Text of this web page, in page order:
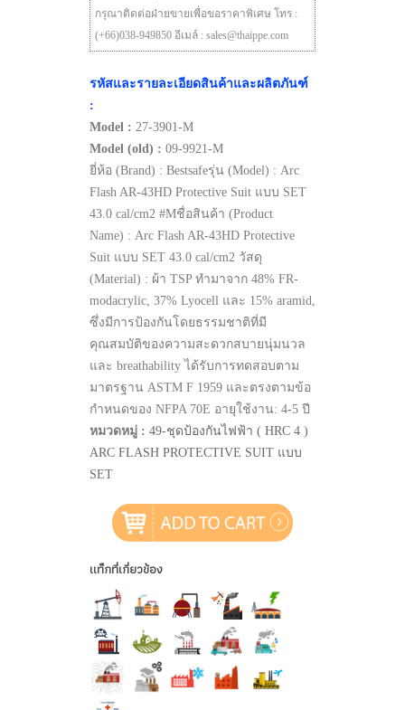
กรุณาติดต่อฝ่ายขายเพื่อขอราคาพิเศษ โทร :
(+66)038-949850 อีเมล์ : sales@thaippe.com
รหัสและรายละเอียดสินค้าและผลิตภันฑ์
:
Model : 27-3901-M
Model (old) : 09-9921-M
ยี่ห้อ (Brand) : Bestsafeรุ่น (Model) : Arc
Flash AR-43HD Protective Suit แบบ SET
43.0 cal/cm2 #Mชื่อสินค้า (Product
Name) : Arc Flash AR-43HD Protective
Suit แบบ SET 43.0 cal/cm2 วัสดุ
(Material) : ผ้า TSP ทำมาจาก 48% FR-
modacrylic, 37% Lyocell และ 15% aramid,
ซึ่งมีการป้องกันโดยธรรมชาติที่มี
คุณสมบัติของความสะดวกสบายนุ่มนวล
และ breathability ได้รับการทดสอบตาม
มาตรฐาน ASTM F 1959 และตรงตามข้อ
กำหนดของ NFPA 70E อายุใช้งาน: 4-5 ปี
หมวดหมู่ : 49-ชุดป้องกันไฟฟ้า ( HRC 4 )
ARC FLASH PROTECTIVE SUIT แบบ
SET
แท็กที่เกี่ยวข้อง